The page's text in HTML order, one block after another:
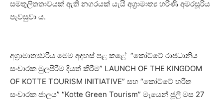
සමතුලිතතාවයක් ඇති නගරයක් යැයි අග්‍රාමාත්‍ය හරිණි අමරසූරිය
පැවසුවා ය.
අග්‍රාමාත්‍යවරිය මෙම අදහස් පළ කළේ “කෝට්ටේ රාජධානිය
සංචාරක මුලපිරීම දියත් කිරීම” LAUNCH OF THE KINGDOM
OF KOTTE TOURISM INITIATIVE” සහ “කෝට්ටේ හරිත
සංචාරක ජාලය” “Kotte Green Tourism” මැයෙන් ජූලි මස 27